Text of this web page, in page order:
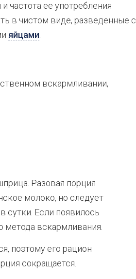
частота ее употребления
в чистом виде, разведенные с
яйцами
вскармливании,
Разовая порция
молоко, но следует
сутки. Если появилось
метода вскармливания.
поэтому его рацион
сокращается.